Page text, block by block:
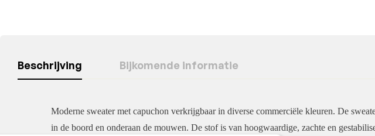
Beschrijving Bijkomende informatie
Moderne sweater met capuchon verkrijgbaar in diverse commerciële kleuren. De
in de boord en onderaan de mouwen. De stof is van hoogwaardige, zachte en